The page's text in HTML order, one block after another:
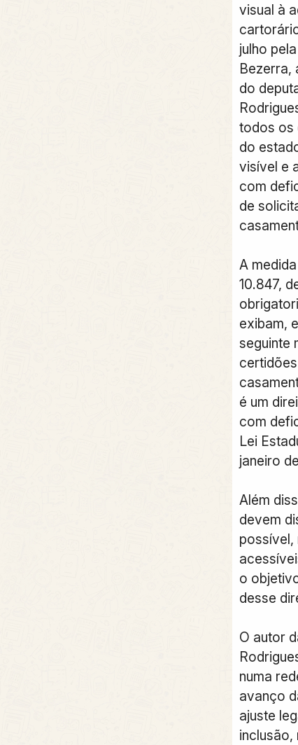
visual à
julho
Bezerra,
do
todos os
do
visível e
com
de
A
10.847,
exibam,
seguinte
é um
com
Lei
janeiro
Além
devem
o
desse
O autor
numa
avanço
ajuste
inclusão,